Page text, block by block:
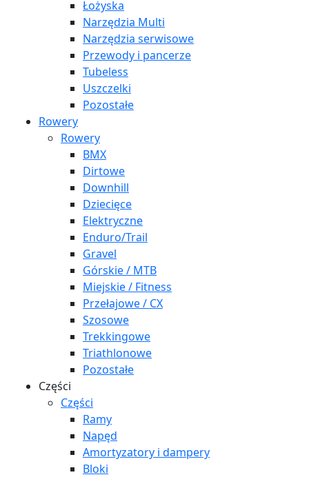
Łożyska
Narzędzia Multi
Narzędzia serwisowe
Przewody i pancerze
Tubeless
Uszczelki
Pozostałe
Rowery
Rowery
BMX
Dirtowe
Downhill
Dziecięce
Elektryczne
Enduro/Trail
Gravel
Górskie / MTB
Miejskie / Fitness
Przełajowe / CX
Szosowe
Trekkingowe
Triathlonowe
Pozostałe
Części
Części
Ramy
Napęd
Amortyzatory i dampery
Bloki